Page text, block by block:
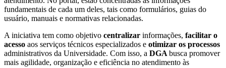
fundamentais de cada um deles, tais como formulários, guias do
usuário, manuais e normativas relacionadas.
A iniciativa tem como objetivo centralizar informações, facilitar o
acesso aos serviços técnicos especializados e otimizar os processos
administrativos da Universidade. Com isso, a DGA busca promover
mais agilidade, organização e eficiência no atendimento às